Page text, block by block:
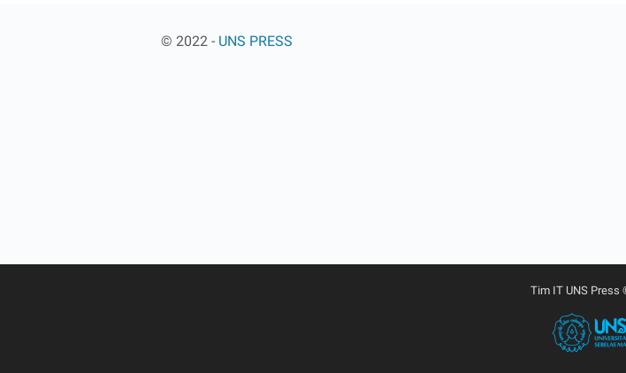
© 2022 - UNS PRESS
Tim IT UNS Press